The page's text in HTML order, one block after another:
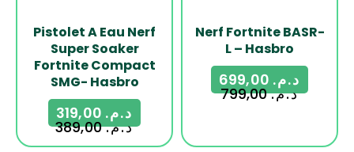
Pistolet A Eau Nerf
Super Soaker
Fortnite Compact
SMG- Hasbro
د.م.389,00
د.م.
Nerf Fortnite BASR-
L – Hasbro
د.م.799,00
د.م.